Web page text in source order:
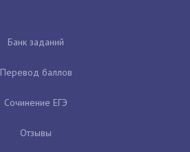
Банк заданий
Перевод баллов
Сочинение ЕГЭ
Отзывы